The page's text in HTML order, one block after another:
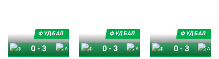
ФУДБАЛ
0 -3
ФУДБАЛ
0- 3
ФУДБАЛ
0- 3